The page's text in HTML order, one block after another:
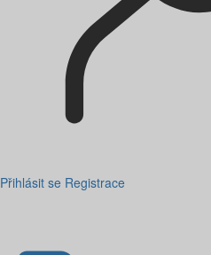
Přihlásit se Registrace